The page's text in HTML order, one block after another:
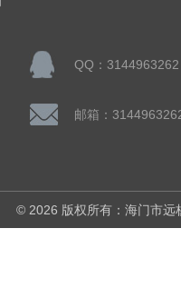
QQ：3144963262
邮箱：
© 2026 版权所有：海门市